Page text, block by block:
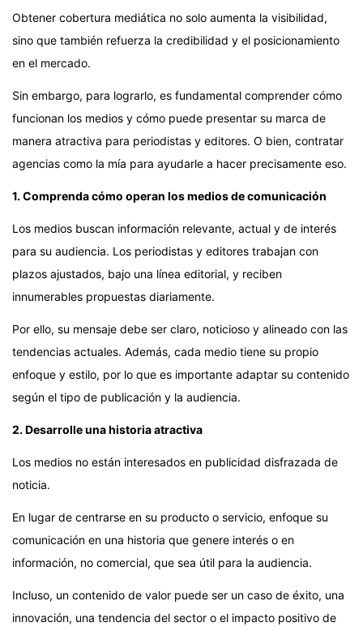
Obtener cobertura mediática no solo aumenta la visibilidad,
sino que también refuerza la credibilidad y el posicionamiento
en el mercado.
Sin embargo, para lograrlo, es fundamental comprender cómo
funcionan los medios y cómo puede presentar su marca de
manera atractiva para periodistas y editores. O bien, contratar
agencias como la mía para ayudarle a hacer precisamente eso.
1. Comprenda cómo operan los medios de comunicación
Los medios buscan información relevante, actual y de interés
para su audiencia. Los periodistas y editores trabajan con
plazos ajustados, bajo una línea editorial, y reciben
innumerables propuestas diariamente.
Por ello, su mensaje debe ser claro, noticioso y alineado con las
tendencias actuales. Además, cada medio tiene su propio
enfoque y estilo, por lo que es importante adaptar su contenido
según el tipo de publicación y la audiencia.
2. Desarrolle una historia atractiva
Los medios no están interesados en publicidad disfrazada de
noticia.
En lugar de centrarse en su producto o servicio, enfoque su
comunicación en una historia que genere interés o en
información, no comercial, que sea útil para la audiencia.
Incluso, un contenido de valor puede ser un caso de éxito, una
innovación, una tendencia del sector o el impacto positivo de